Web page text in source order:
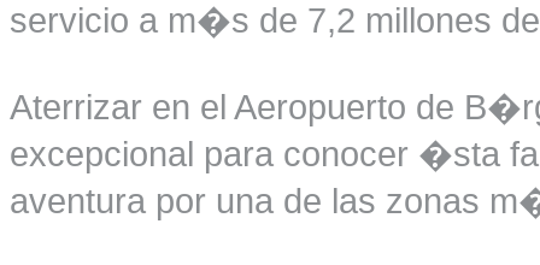
servicio a m�s de 7,2 millones
Aterrizar en el Aeropuerto de
excepcional para conocer �sta
aventura por una de las zonas